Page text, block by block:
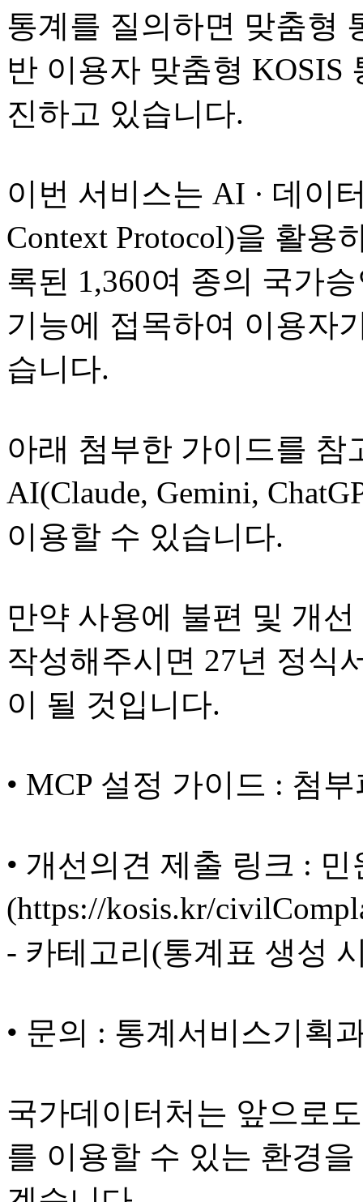
통계를 질의하면 맞춤형
반 이용자 맞춤형 KOSIS
진하고 있습니다.
이번 서비스는 AI · 데이
Context Protocol)을 활용
록된 1,360여 종의 국가
기능에 접목하여 이용자
습니다.
아래 첨부한 가이드를
AI(Claude, Gemini,
이용할 수 있습니다.
만약 사용에 불편 및 개
작성해주시면 27년 정식
이 될 것입니다.
• MCP 설정 가이드 : 첨
• 개선의견 제출 링크 :
(https://kosis.kr/
- 카테고리(통계표 생성
• 문의 : 통계서비스기획
국가데이터처는 앞으로
를 이용할 수 있는 환경